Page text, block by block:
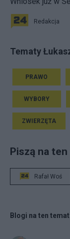
Redakcja
Tematy
PRAWO
WYBORY
ZWIERZĘTA
Piszą na
Rafał Woś
Blogi na ten temat